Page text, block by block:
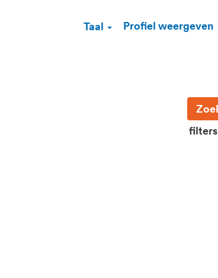
Taal Profiel weergeven
filters